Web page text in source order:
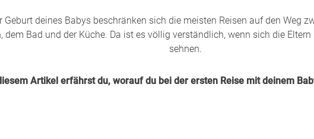
Stillhilfen Motherlove
Babyhaut
Baby
Geburt deines Babys beschränken sich die meisten Reisen auf den Weg
dem Bad und der Küche. Da ist es völlig verständlich, wenn sich die
sehnen.
Artikel erfährst du, worauf du bei der ersten Reise mit deinem